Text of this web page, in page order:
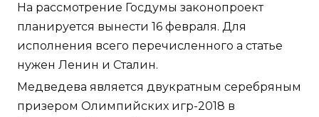
На рассмотрение Госдумы законопроект
планируется вынести 16 февраля. Для
исполнения всего перечисленного а статье
нужен Ленин и Сталин.
Медведева является двукратным серебряным
призером Олимпийских игр-2018 в